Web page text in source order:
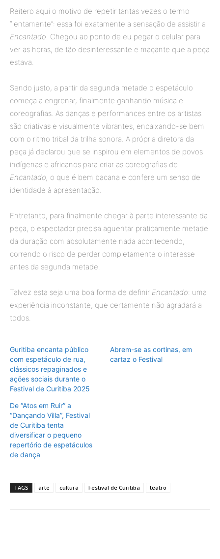
Reitero aqui o motivo de repetir tantas vezes o termo
“lentamente”: essa foi exatamente a sensação de assistir a
Encantado . Chegou ao ponto de eu pegar o celular para
ver as horas, de tão desinteressante e maçante que a peça
estava.
Sendo justo, a partir da segunda metade o espetáculo
começa a engrenar, finalmente ganhando música e
coreografias. As danças e performances entre os artistas
são criativas e visualmente vibrantes, encaixando-se bem
com o ritmo tribal da trilha sonora. A própria diretora da
peça já declarou que se inspirou em elementos de povos
indígenas e africanos para criar as coreografias de
Encantado, o que é bem bacana e confere um senso de
identidade à apresentação.
Entretanto, para finalmente chegar à parte interessante da
peça, o espectador precisa aguentar praticamente metade
da duração com absolutamente nada acontecendo,
correndo o risco de perder completamente o interesse
antes da segunda metade.
Talvez esta seja uma boa forma de definir Encantado: uma
experiência inconstante, que certamente não agradará a
todos.
Guritiba encanta público
com espetáculo de rua,
clássicos repaginados e
ações sociais durante o
Festival de Curitiba 2025
Abrem-se as cortinas, em
cartaz o Festival
De “Atos em Ruir” a
“Dançando Villa”, Festival
de Curitiba tenta
diversificar o pequeno
repertório de espetáculos
de dança
TAGS arte cultura Festival de Curitiba teatro